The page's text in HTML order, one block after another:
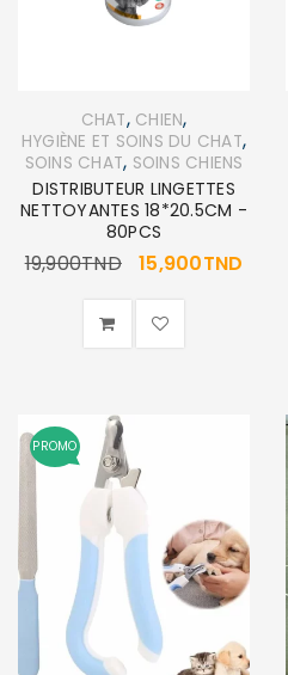
CHAT, CHIEN,
HYGIÈNE ET SOINS DU CHAT,
SOINS CHAT, SOINS CHIENS
DISTRIBUTEUR LINGETTES
NETTOYANTES 18*20.5CM -
80PCS
19,900TND 15,900TND
PROMO